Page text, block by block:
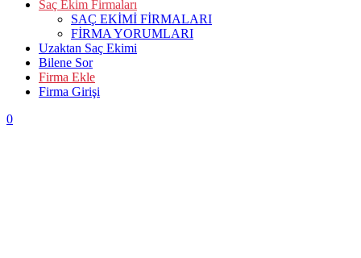
Saç Ekim Firmaları
SAÇ EKİMİ FİRMALARI
FİRMA YORUMLARI
Uzaktan Saç Ekimi
Bilene Sor
Firma Ekle
Firma Girişi
0